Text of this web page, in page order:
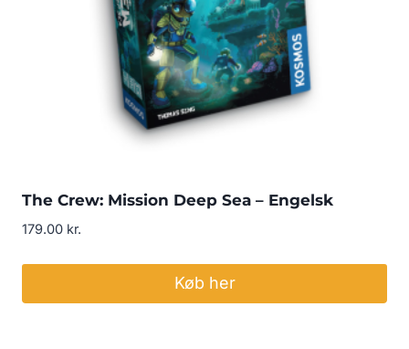
The Crew: Mission Deep Sea – Engelsk
179.00 kr.
Køb her